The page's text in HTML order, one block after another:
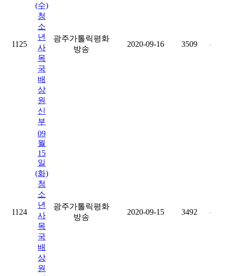
1125
(수)
청
소
년
사
목
국
배
상
원
신
부
광주가톨릭평화
방송
2020-09-16 3509 -
1124
09
월
15
일
(화)
청
소
년
사
목
국
배
상
원
광주가톨릭평화
방송
2020-09-15 3492 -